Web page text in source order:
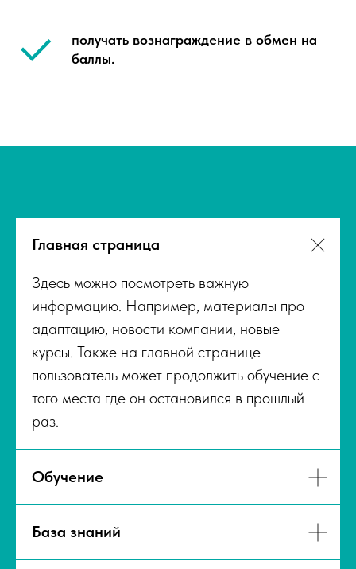
получать вознаграждение в обмен на
баллы.
Главная страница
Здесь можно посмотреть важную
информацию. Например, материалы про
адаптацию, новости компании, новые
курсы. Также на главной странице
пользователь может продолжить обучение с
того места где он остановился в прошлый
раз.
Обучение
База знаний